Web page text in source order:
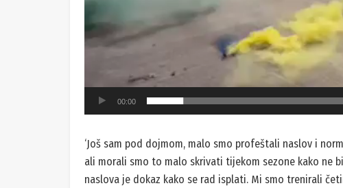
00:00
‘Još sam pod dojmom, malo smo profeštali naslov i
ali morali smo to malo skrivati tijekom sezone kako ne
naslova je dokaz kako se rad isplati. Mi smo trenirali